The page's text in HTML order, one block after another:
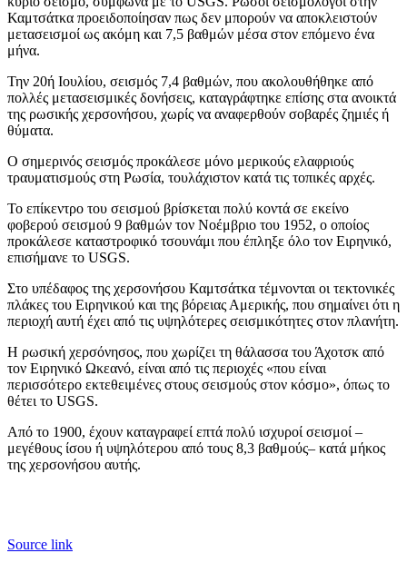
Καμτσάτκα προειδοποίησαν πως δεν μπορούν να αποκλειστούν
μετασεισμοί ως ακόμη και 7,5 βαθμών μέσα στον επόμενο ένα
μήνα.
Την 20ή Ιουλίου, σεισμός 7,4 βαθμών, που ακολουθήθηκε από
πολλές μετασεισμικές δονήσεις, καταγράφτηκε επίσης στα ανοικτά
της ρωσικής χερσονήσου, χωρίς να αναφερθούν σοβαρές ζημιές ή
θύματα.
Ο σημερινός σεισμός προκάλεσε μόνο μερικούς ελαφριούς
τραυματισμούς στη Ρωσία, τουλάχιστον κατά τις τοπικές αρχές.
Το επίκεντρο του σεισμού βρίσκεται πολύ κοντά σε εκείνο
φοβερού σεισμού 9 βαθμών τον Νοέμβριο του 1952, ο οποίος
προκάλεσε καταστροφικό τσουνάμι που έπληξε όλο τον Ειρηνικό,
επισήμανε το USGS.
Στο υπέδαφος της χερσονήσου Καμτσάτκα τέμνονται οι τεκτονικές
πλάκες του Ειρηνικού και της βόρειας Αμερικής, που σημαίνει ότι η
περιοχή αυτή έχει από τις υψηλότερες σεισμικότητες στον πλανήτη.
Η ρωσική χερσόνησος, που χωρίζει τη θάλασσα του Άχοτσκ από
τον Ειρηνικό Ωκεανό, είναι από τις περιοχές «που είναι
περισσότερο εκτεθειμένες στους σεισμούς στον κόσμο», όπως το
θέτει το USGS.
Από το 1900, έχουν καταγραφεί επτά πολύ ισχυροί σεισμοί –
μεγέθους ίσου ή υψηλότερου από τους 8,3 βαθμούς– κατά μήκος
της χερσονήσου αυτής.
Source link